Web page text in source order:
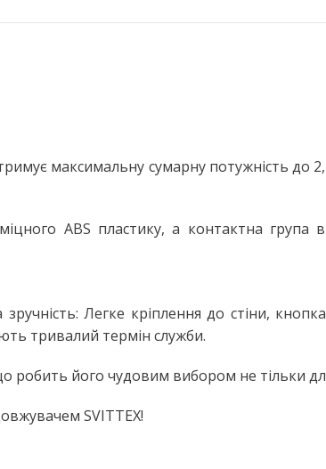
ДЛЯ
максимальну сумарну потужність
ABS пластику, а контактна група
Легке кріплення до стіни,
тривалий термін служби.
робить його чудовим вибором не тільки
SVITTEX!